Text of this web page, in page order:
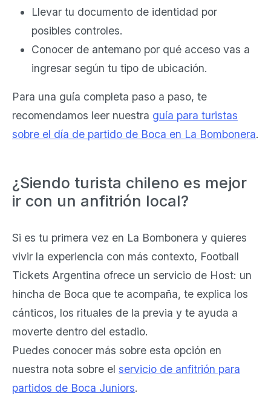
Llevar tu documento de identidad por
posibles controles.
Conocer de antemano por qué acceso vas a
ingresar según tu tipo de ubicación.
Para una guía completa paso a paso, te
recomendamos leer nuestra guía para turistas
sobre el día de partido de Boca en La Bombonera.
¿Siendo turista chileno es mejor
ir con un anfitrión local?
Si es tu primera vez en La Bombonera y quieres
vivir la experiencia con más contexto, Football
Tickets Argentina ofrece un servicio de Host: un
hincha de Boca que te acompaña, te explica los
cánticos, los rituales de la previa y te ayuda a
moverte dentro del estadio.
Puedes conocer más sobre esta opción en
nuestra nota sobre el servicio de anfitrión para
partidos de Boca Juniors.